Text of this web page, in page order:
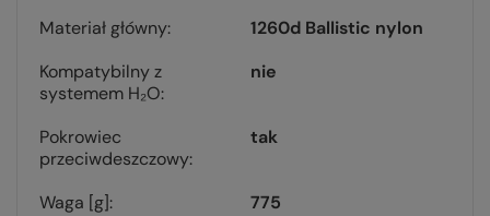
Materiał główny
1260d Ballistic nylon
Kompatybilny z
systemem H₂O
nie
Pokrowiec
przeciwdeszczowy
tak
Waga [g]
775